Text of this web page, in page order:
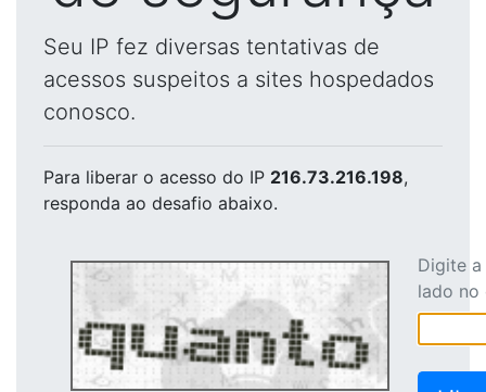
Seu IP fez diversas tentativas de
acessos suspeitos a sites hospedados
conosco.
Para liberar o acesso do IP 216.73.216.198,
responda ao desafio abaixo.
Digite
lado no